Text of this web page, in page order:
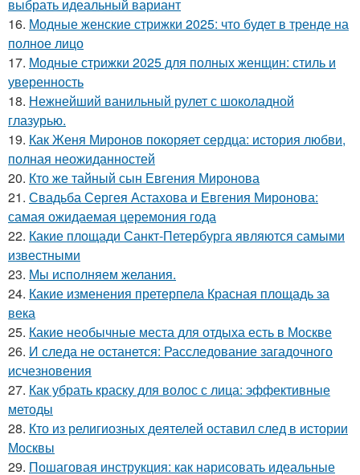
выбрать идеальный вариант
16. Модные женские стрижки 2025: что будет в тренде на
полное лицо
17. Модные стрижки 2025 для полных женщин: стиль и
уверенность
18. Нежнейший ванильный рулет с шоколадной
глазурью.
19. Как Женя Миронов покоряет сердца: история любви,
полная неожиданностей
20. Кто же тайный сын Евгения Миронова
21. Свадьба Сергея Астахова и Евгения Миронова:
самая ожидаемая церемония года
22. Какие площади Санкт-Петербурга являются самыми
известными
23. Мы исполняем желания.
24. Какие изменения претерпела Красная площадь за
века
25. Какие необычные места для отдыха есть в Москве
26. И следа не останется: Расследование загадочного
исчезновения
27. Как убрать краску для волос с лица: эффективные
методы
28. Кто из религиозных деятелей оставил след в истории
Москвы
29. Пошаговая инструкция: как нарисовать идеальные